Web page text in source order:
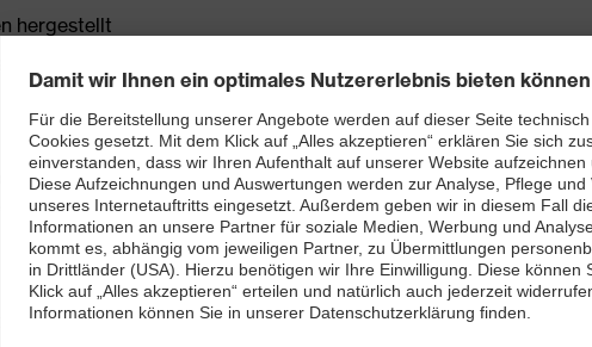
hergestellt
(Art. Nr.: 95797-0)
uvex i-PUREnrj planet Zwischensohle mit 15% recyceltem
Überschüssen